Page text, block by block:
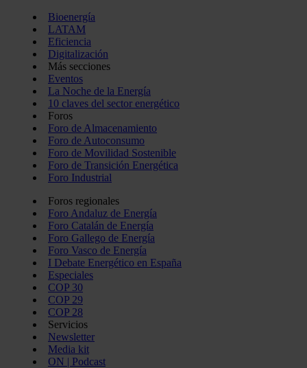
Bioenergía
LATAM
Eficiencia
Digitalización
Más secciones
Eventos
La Noche de la Energía
10 claves del sector energético
Foros
Foro de Almacenamiento
Foro de Autoconsumo
Foro de Movilidad Sostenible
Foro de Transición Energética
Foro Industrial
Foros regionales
Foro Andaluz de Energía
Foro Catalán de Energía
Foro Gallego de Energía
Foro Vasco de Energía
I Debate Energético en España
Especiales
COP 30
COP 29
COP 28
Servicios
Newsletter
Media kit
ON | Podcast